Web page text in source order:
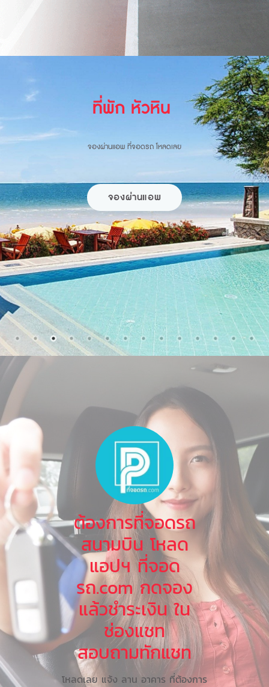
ที่พักหัวหิน
ประสบการณ์การพัก สงบ สะอาด พร้อมบริการสุดประทับใจ
โหลดแล้วจอง..
ต้องการที่จอดรถ
สนามบิน โหลด
แอปฯ ที่จอด
รถ.com กดจอง
แล้วชำระเงิน ใน
ช่องแชท
สอบถามทักแชท
โหลดเลย แจ้ง ลาน อาคาร ที่ต้องการ